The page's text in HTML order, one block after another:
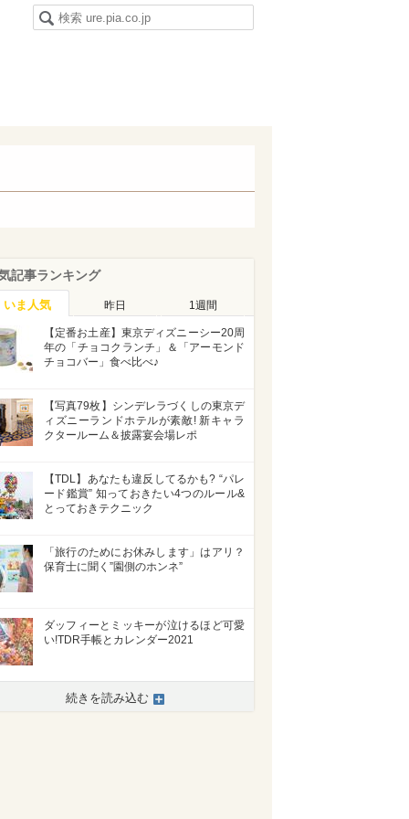
記事ランキング
いま人気 昨日 1週間
【定番お土産】東京ディズニーシー20周
年の「チョコクランチ」＆「アーモンド
チョコバー」食べ比べ♪
【写真79枚】シンデレラづくしの東京デ
ィズニーランドホテルが素敵! 新キャラ
クタールーム＆披露宴会場レポ
【TDL】あなたも違反してるかも? “パレ
ード鑑賞” 知っておきたい4つのルール&
とっておきテクニック
「旅行のためにお休みします」はアリ？
保育士に聞く”園側のホンネ”
ダッフィーとミッキーが泣けるほど可愛
い!TDR手帳とカレンダー2021
続きを読み込む